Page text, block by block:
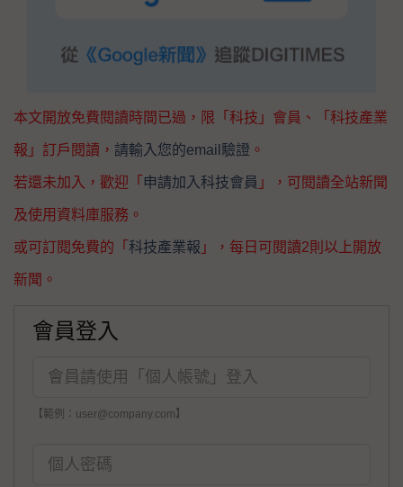
本文開放免費閱讀時間已過，限「科技」會員、「科技產業
報」訂戶閱讀， 請輸入您的email驗證 。
若還未加入，歡迎「 申請加入科技會員 」，可閱讀全站新聞
及使用資料庫服務。
或可訂閱免費的「 科技產業報 」，每日可閱讀2則以上開放
新聞。
會員登入
【範例：user@company.com】